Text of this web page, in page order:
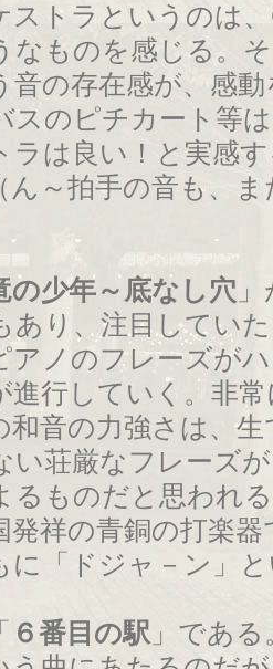
ストラというのは
なものを感じる。
音の存在感が、感
スのピチカート等
ラは良い！と実感
ん～拍手の音も、
の少年～底なし穴
あり、注目してい
アノのフレーズが
進行していく。非
和音の力強さは、
い荘厳なフレーズ
るものだと思われ
発祥の青銅の打楽
に「ドジャ－ン」
６番目の駅 」であ